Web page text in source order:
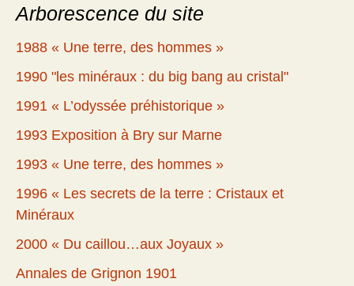
Arborescence du site
1988 « Une terre, des hommes »
1990 "les minéraux : du big bang au cristal"
1991 « L’odyssée préhistorique »
1993 Exposition à Bry sur Marne
1993 « Une terre, des hommes »
1996 « Les secrets de la terre : Cristaux et
Minéraux
2000 « Du caillou…aux Joyaux »
Annales de Grignon 1901